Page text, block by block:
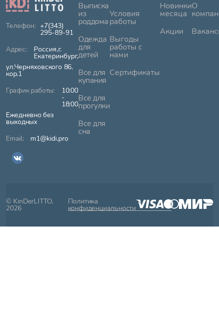
+7(343)
295-89-91
Россия,г.
Екатеринбург,
ул.Черняховского 86,
кор.1
10:00
-
18:00
Ежедневно без
выходных
m1@kidi.pro
Выписка
из
роддома
Одежда
для
детей
Все для
купания
Все для
прогулки
Все для
сна
Условия
работы
Выгоды
работы с
нами
Сертификаты
Новинки
месяца
Акции
О
© KinDerLITTO,
2026
Политика
конфиденциальности